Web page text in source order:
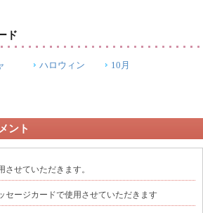
ド
ハロウィン
10月
ント
せていただきます。
ージカードで使用させていただきます